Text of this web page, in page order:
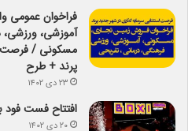
فراخوان عمومی
آموزشی، ورزشی،
مسکونی / فرصت
پرند + طرح
۲۳ دی ۱۴۰۲
افتتاح فست فود
۲۰ دی ۱۴۰۲